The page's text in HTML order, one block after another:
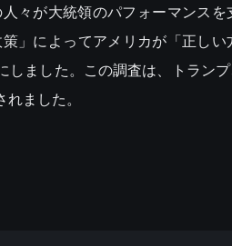
々が大統領のパフォーマンス
」によってアメリカが「正し
ました。この調査は、トラン
ました。